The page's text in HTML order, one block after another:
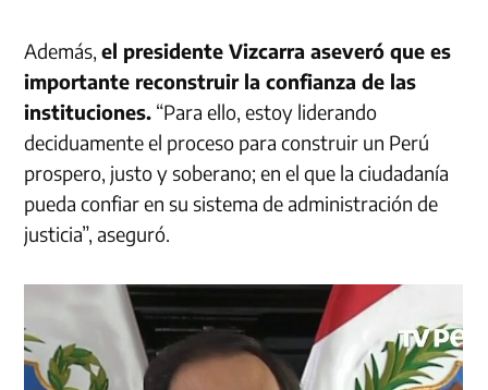
Además,el presidenteVizcarra aseveró que es
importante reconstruir la confianza de las
instituciones. “Para ello, estoy liderando
deciduamente el proceso para construir un Perú
prospero, justo y soberano; en el que la ciudadanía
pueda confiar en su sistema de administración de
justicia”, aseguró.